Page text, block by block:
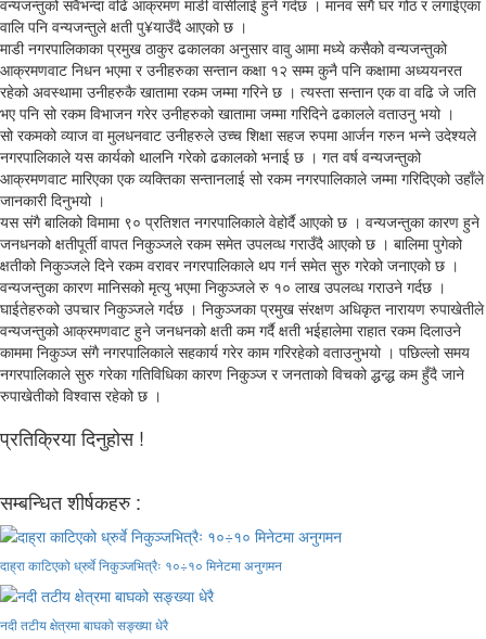
वालि पनि वन्यजन्तुले क्षती पु¥याउँदै आएको छ ।
माडी नगरपालिकाका प्रमुख ठाकुर ढकालका अनुसार वावु आमा मध्ये कसैको वन्यजन्तुको
आक्रमणवाट निधन भएमा र उनीहरुका सन्तान कक्षा १२ सम्म कुनै पनि कक्षामा अध्ययनरत
रहेको अवस्थामा उनीहरुकै खातामा रकम जम्मा गरिने छ । त्यस्ता सन्तान एक वा वढि जे जति
भए पनि सो रकम विभाजन गरेर उनीहरुको खातामा जम्मा गरिदिने ढकालले वताउनु भयो ।
सो रकमको व्याज वा मुलधनवाट उनीहरुले उच्च शिक्षा सहज रुपमा आर्जन गरुन भन्ने उदेश्यले
नगरपालिकाले यस कार्यको थालनि गरेको ढकालको भनाई छ । गत वर्ष वन्यजन्तुको
आक्रमणवाट मारिएका एक व्यक्तिका सन्तानलाई सो रकम नगरपालिकाले जम्मा गरिदिएको उहाँले
जानकारी दिनुभयो ।
यस संगै बालिको विमामा ९० प्रतिशत नगरपालिकाले वेहोर्दै आएको छ । वन्यजन्तुका कारण हुने
जनधनको क्षतीपूर्ती वापत निकुञ्जले रकम समेत उपलव्ध गराउँदै आएको छ । बालिमा पुगेको
क्षतीको निकुञ्जले दिने रकम वरावर नगरपालिकाले थप गर्न समेत सुरु गरेको जनाएको छ ।
वन्यजन्तुका कारण मानिसको मृत्यु भएमा निकुञ्जले रु १० लाख उपलव्ध गराउने गर्दछ ।
घाईतेहरुको उपचार निकुञ्जले गर्दछ । निकुञ्जका प्रमुख संरक्षण अधिकृत नारायण रुपाखेतीले
वन्यजन्तुको आक्रमणवाट हुने जनधनको क्षती कम गर्दै क्षती भईहालेमा राहात रकम दिलाउने
काममा निकुञ्ज संगै नगरपालिकाले सहकार्य गरेर काम गरिरहेको वताउनुभयो । पछिल्लो समय
नगरपालिकाले सुरु गरेका गतिविधिका कारण निकुञ्ज र जनताको विचको द्धन्द्ध कम हुँदै जाने
रुपाखेतीको विश्वास रहेको छ ।
प्रतिक्रिया दिनुहोस !
सम्बन्धित शीर्षकहरु :
दाह्रा काटिएको ध्रुर्वे निकुञ्जभित्रैः १०÷१० मिनेटमा अनुगमन
नदी तटीय क्षेत्रमा बाघको सङ्ख्या धेरै